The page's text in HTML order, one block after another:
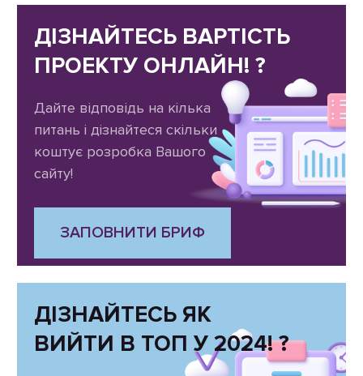
ДІЗНАЙТЕСЬ ВАРТІСТЬ
ПРОЕКТУ ОНЛАЙН! ?
Дайте відповідь на кілька
питань і дізнайтеся скільки
коштує розробка Вашого
сайту!
ЗАПОВНИТИ БРИФ
ДІЗНАЙТЕСЬ ЯК
ВИЙТИ В ТОП У 2024! ?